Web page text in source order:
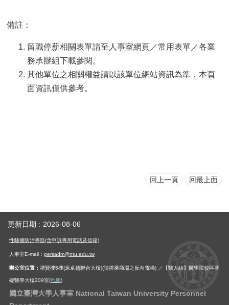
備註：
留職停薪相關表單請至人事室網頁／常用表單／各業
務承辦組下載參閱。
其他單位之相關權益請以該單位網站資訊為準，本頁
面資訊僅供參考。
回上一頁 回最上面
更新日期 2026-08-06
性騷擾防治專區(含申訴專用電話及信箱)
人事室E-mail： persadm@ntu.edu.tw
辦公室位置： 禮賢樓5樓(原卓越聯合大樓)(請搭乘商場之反向電梯) ／【醫人組】醫學院校區基
礎醫學大樓209室(地圖)
國立臺灣大學人事室 National Taiwan University Personnel